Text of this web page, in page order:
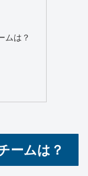
ムは？
ームは？